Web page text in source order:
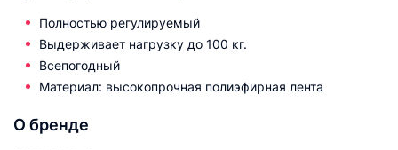
Полностью регулируемый
Выдерживает нагрузку до 100 кг.
Всепогодный
Материал: высокопрочная полиэфирная лента
О бренде